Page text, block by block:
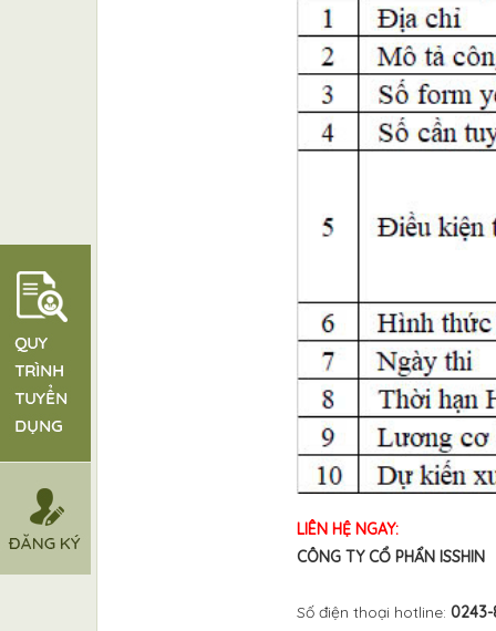
LIÊN HỆ NGAY:
CÔNG TY CỔ PHẨN ISSHIN
Số điện thoại hotline: